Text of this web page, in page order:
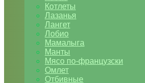
Котлеты
Лазанья
Лангет
Лобио
Мамалыга
Манты
Мясо по-французски
Омлет
Отбивные